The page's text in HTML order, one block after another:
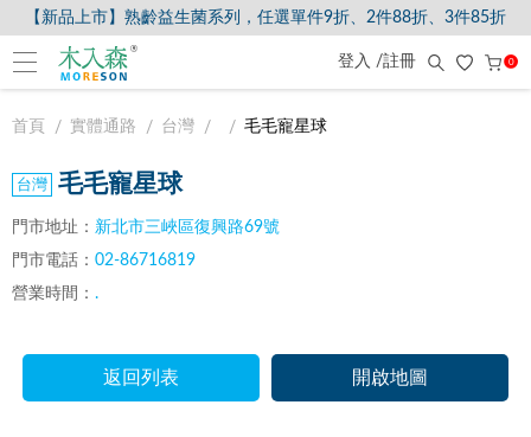
【新品上市】熟齡益生菌系列，任選單件9折、2件88折、3件85折
登入 /註冊 0
首頁 實體通路 台灣 毛毛寵星球
毛毛寵星球
門市地址： 新北市三峽區復興路69號
門市電話： 02-86716819
營業時間： .
返回列表 開啟地圖